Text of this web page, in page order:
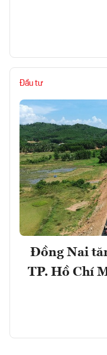
Đầu tư
Đồng Nai
TP. Hồ Chí